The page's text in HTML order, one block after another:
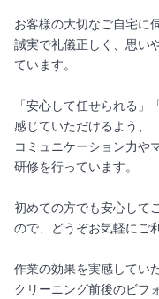
お客様の大切なご自宅に
誠実で礼儀正しく、思い
ています。
「安心して任せられる」
感じていただけるよう、
コミュニケーション力や
研修を行っています。
初めての方でも安心して
ので、どうぞお気軽にご
作業の効果を実感してい
クリーニング前後のビフ